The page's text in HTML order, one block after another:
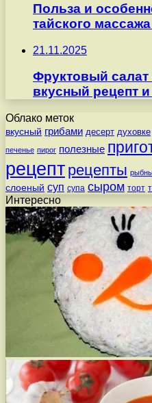
Польза и
тайского
21.11.2025
Фруктовый салат
вкусный рецепт
Облако меток
вкусный грибами десерт духовке
печенье пирог полезные
рецепт рецепты
слоеный суп супа сыром торт
Интересно